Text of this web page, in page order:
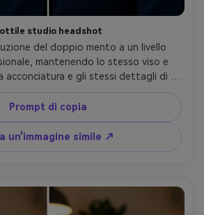
studio headshot
del doppio mento a un livello
mantenendo lo stesso viso e
acconciatura e gli stessi dettagli di
Preservare i bordi del risvolto,
dello studio e mantenere pulito
lo sfondo-AR 4:5
Prompt di copia
un'immagine simile ↗